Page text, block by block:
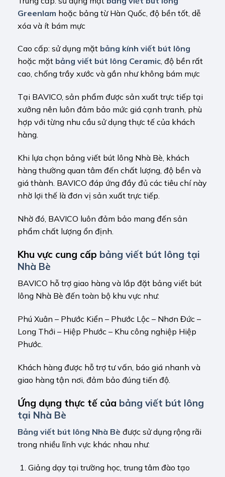
Greenlam hoặc bảng từ Hàn Quốc, độ bền tốt, dễ
xóa và ít bám mực
Cao cấp: sử dụng mặt bảng kính viết bút lông
hoặc mặt bảng viết bút lông Ceramic, độ bền rất
cao, chống trầy xước và gần như không bám mực
Tại BAVICO, sản phẩm được sản xuất trực tiếp tại
xưởng nên luôn đảm bảo mức giá cạnh tranh, phù
hợp với từng nhu cầu sử dụng thực tế của khách
hàng.
Khi lựa chọn bảng viết bút lông Nhà Bè, khách
hàng thường quan tâm đến chất lượng, độ bền và
giá thành. BAVICO đáp ứng đầy đủ các tiêu chí này
nhờ lợi thế là đơn vị sản xuất trực tiếp.
Nhờ đó, BAVICO luôn đảm bảo mang đến sản
phẩm chất lượng ổn định.
Khu vực cung cấp bảng viết bút lông tại
Nhà Bè
BAVICO hỗ trợ giao hàng và lắp đặt bảng viết bút
lông Nhà Bè đến toàn bộ khu vực như:
Phú Xuân – Phước Kiển – Phước Lộc – Nhơn Đức –
Long Thới – Hiệp Phước – Khu công nghiệp Hiệp
Phước.
Khách hàng được hỗ trợ tư vấn, báo giá nhanh và
giao hàng tận nơi, đảm bảo đúng tiến độ.
Ứng dụng thực tế của bảng viết bút lông
tại Nhà Bè
Bảng viết bút lông Nhà Bè được sử dụng rộng rãi
trong nhiều lĩnh vực khác nhau như:
Giảng dạy tại trường học, trung tâm đào tạo